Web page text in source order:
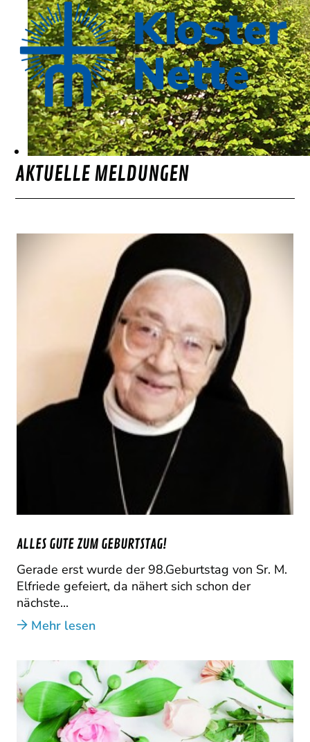
AKTUELLE MELDUNGEN
ALLES GUTE ZUM GEBURTSTAG!
Gerade erst wurde der 98.Geburtstag von Sr. M.
Elfriede gefeiert, da nähert sich schon der
nächste...
Mehr lesen